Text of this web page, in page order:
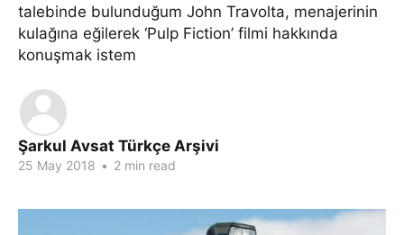
talebinde bulunduğum John Travolta, menajerinin
kulağına eğilerek ‘Pulp Fiction’ filmi hakkında
konuşmak istem
Şarkul Avsat Türkçe Arşivi
25 May 2018 • 2 min read